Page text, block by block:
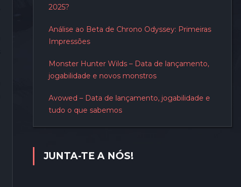
2025?
Análise ao Beta de Chrono Odyssey: Primeiras
Impressões
Monster Hunter Wilds – Data de lançamento,
jogabilidade e novos monstros
Avowed – Data de lançamento, jogabilidade e
tudo o que sabemos
JUNTA-TE A NÓS!